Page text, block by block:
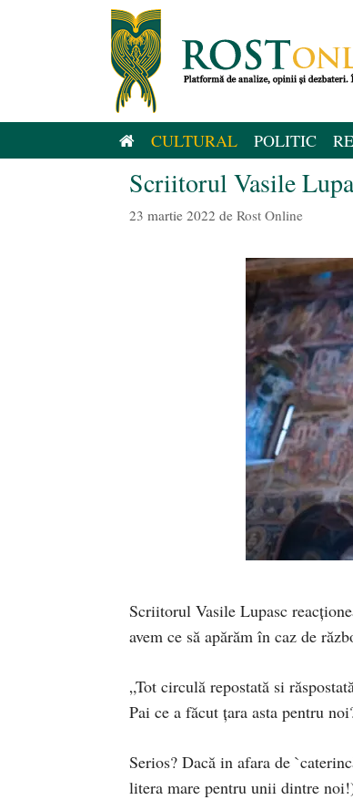
CULTURAL POLITIC
Scriitorul Vasile
23 martie 2022 de Rost Online
Scriitorul Vasile Lupasc
avem ce să apărăm în caz de
„Tot circulă repostată si
Pai ce a făcut țara asta pentru
Serios? Dacă in afara de
litera mare pentru unii dintre